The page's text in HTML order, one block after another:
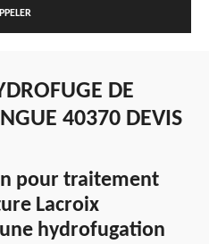
DE
40370 DEVIS
pour traitement
Lacroix
hydrofugation